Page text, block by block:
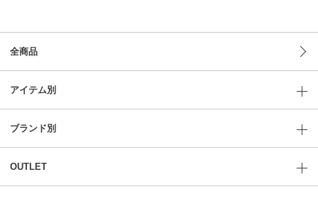
全商品
アイテム別
ブランド別
OUTLET